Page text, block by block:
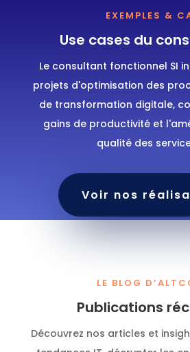
EXEMPLES &
Use cases du
Le consultant fonctionnel SI
projets d'optimisation des
de transformation digitale,
gains de productivité et
qualité des
Voir nos
LE BLOG
Publications
Découvrez nos articles et